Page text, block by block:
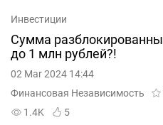
Инвестиции
Сумма
до 1 млн рублей?!
02 Mar 2024 14:44
Финансовая Независимость
1.4K
5